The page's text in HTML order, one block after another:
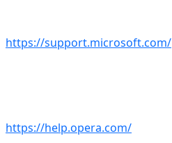
https://support.microsoft.com/
https://help.opera.com/